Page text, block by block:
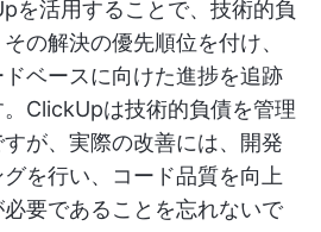
を活用することで、技術的負
の解決の優先順位を付け、
ベースに向けた進捗を追跡
ClickUpは技術的負債を管理
が、実際の改善には、開発
を行い、コード品質を向上
要であることを忘れないで